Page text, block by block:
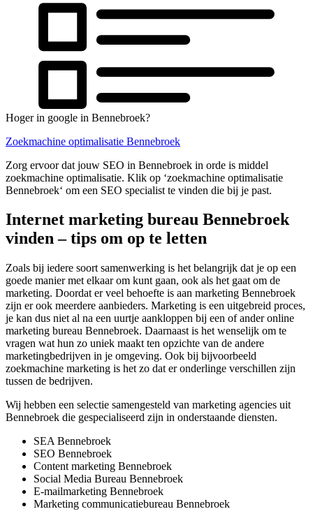
Hoger in google in Bennebroek?
Zoekmachine optimalisatie Bennebroek
Zorg ervoor dat jouw SEO in Bennebroek in orde is middel
zoekmachine optimalisatie. Klik op ‘zoekmachine optimalisatie
Bennebroek‘ om een SEO specialist te vinden die bij je past.
Internet marketing bureau Bennebroek
vinden – tips om op te letten
Zoals bij iedere soort samenwerking is het belangrijk dat je op een
goede manier met elkaar om kunt gaan, ook als het gaat om de
marketing. Doordat er veel behoefte is aan marketing Bennebroek
zijn er ook meerdere aanbieders. Marketing is een uitgebreid proces,
je kan dus niet al na een uurtje aankloppen bij een of ander online
marketing bureau Bennebroek. Daarnaast is het wenselijk om te
vragen wat hun zo uniek maakt ten opzichte van de andere
marketingbedrijven in je omgeving. Ook bij bijvoorbeeld
zoekmachine marketing is het zo dat er onderlinge verschillen zijn
tussen de bedrijven.
Wij hebben een selectie samengesteld van marketing agencies uit
Bennebroek die gespecialiseerd zijn in onderstaande diensten.
SEA Bennebroek
SEO Bennebroek
Content marketing Bennebroek
Social Media Bureau Bennebroek
E-mailmarketing Bennebroek
Marketing communicatiebureau Bennebroek